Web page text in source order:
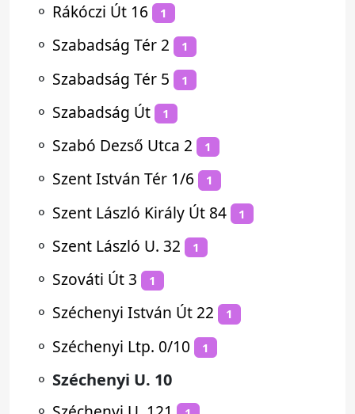
⚬ Rákóczi Út 16 1
⚬ Szabadság Tér 2 1
⚬ Szabadság Tér 5 1
⚬ Szabadság Út 1
⚬ Szabó Dezső Utca 2 1
⚬ Szent István Tér 1/6 1
⚬ Szent László Király Út 84 1
⚬ Szent László U. 32 1
⚬ Szováti Út 3 1
⚬ Széchenyi István Út 22 1
⚬ Széchenyi Ltp. 0/10 1
⚬ Széchenyi U. 10